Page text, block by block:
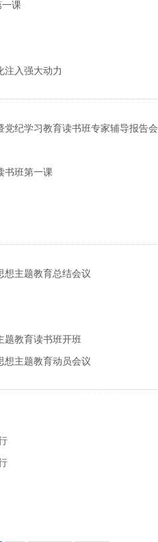
一课
注入强大动力
纪学习教育读书班专家辅导报告会
书班第一课
想主题教育总结会议
题教育读书班开班
想主题教育动员会议